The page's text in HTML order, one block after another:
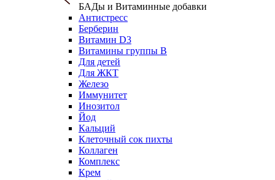
БАДы и Витаминные добавки
Антистресс
Берберин
Витамин D3
Витамины группы B
Для детей
Для ЖКТ
Железо
Иммунитет
Инозитол
Йод
Кальций
Клеточный сок пихты
Коллаген
Комплекс
Крем